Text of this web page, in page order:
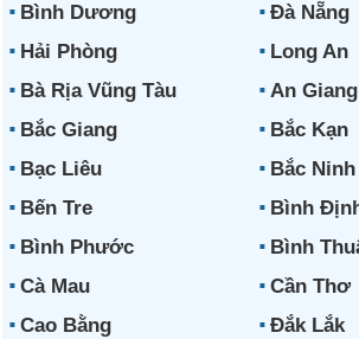
Bình Dương
Đà Nẵng
Hải Phòng
Long An
Bà Rịa Vũng Tàu
An Giang
Bắc Giang
Bắc Kạn
Bạc Liêu
Bắc Ninh
Bến Tre
Bình
Bình Phước
Bình
Cà Mau
Cần Thơ
Cao Bằng
Đắk Lắk